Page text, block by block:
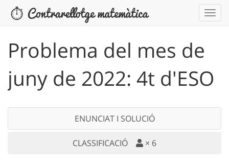
Problema del mes de
juny de 2022: 4t d'ESO
ENUNCIAT I SOLUCIÓ
CLASSIFICACIÓ × 6